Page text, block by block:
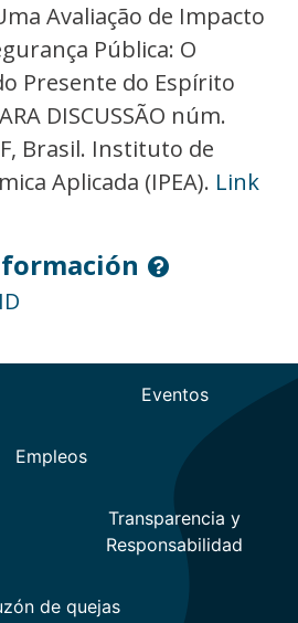
Avaliação de Impacto
Pública: O
Presente do Espírito
DISCUSSÃO núm.
Brasil. Instituto de
Aplicada (IPEA). Link